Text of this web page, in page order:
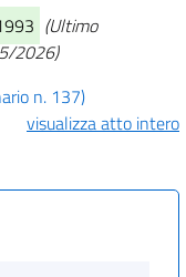
(Ultimo
2026)
n. 137)
visualizza atto intero